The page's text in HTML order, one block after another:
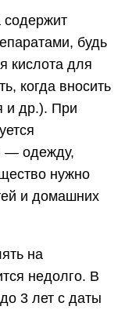
содержит
будь
кислота для
когда вносить
и др.). При
— одежду,
нужно
и домашних
на
недолго. В
3 лет с даты